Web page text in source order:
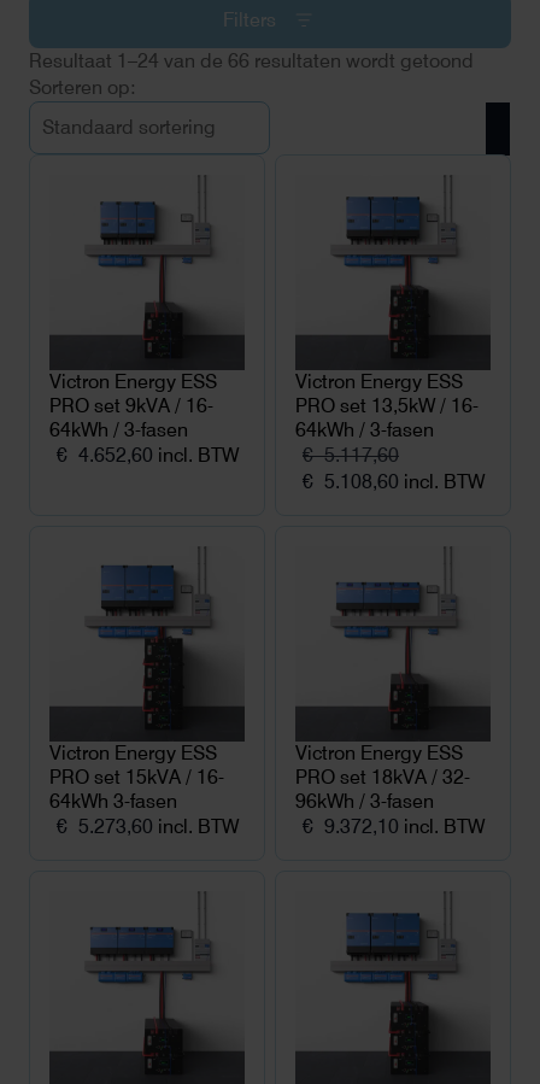
Filters
Resultaat 1–24 van de 66 resultaten wordt getoond
Victron Energy ESS
PRO set 9kVA / 16-
64kWh / 3-fasen
€ 4.652,60 incl. BTW
Victron Energy ESS
PRO set 13,5kW / 16-
64kWh / 3-fasen
€5.117,60
Oorspronkelijke
€ 5.108,60 Huidige
incl. BTW
Victron Energy ESS
PRO set 15kVA / 16-
64kWh 3-fasen
€ 5.273,60 incl. BTW
Victron Energy ESS
PRO set 18kVA / 32-
96kWh / 3-fasen
€ 9.372,10 incl. BTW